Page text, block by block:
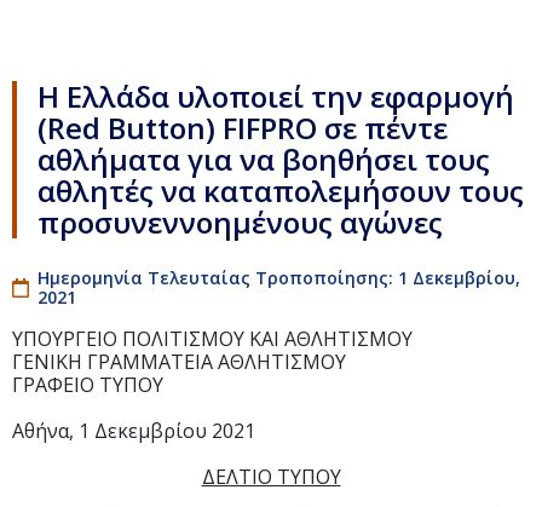
Η Ελλάδα υλοποιεί την εφαρμογή
(Red Button) FIFPRO σε πέντε
αθλήματα για να βοηθήσει τους
αθλητές να καταπολεμήσουν τους
προσυνεννοημένους αγώνες
Ημερομηνία Τελευταίας Τροποποίησης: 1 Δεκεμβρίου,
2021
ΥΠΟΥΡΓΕΙΟ ΠΟΛΙΤΙΣΜΟΥ ΚΑΙ ΑΘΛΗΤΙΣΜΟΥ
ΓΕΝΙΚΗ ΓΡΑΜΜΑΤΕΙΑ ΑΘΛΗΤΙΣΜΟΥ
ΓΡΑΦΕΙΟ ΤΥΠΟΥ
Αθήνα, 1 Δεκεμβρίου 2021
ΔΕΛΤΙΟ ΤΥΠΟΥ